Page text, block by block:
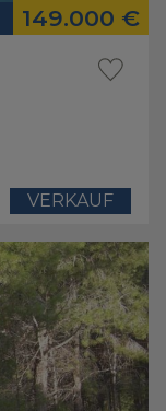
149.000 €
VERKAUF